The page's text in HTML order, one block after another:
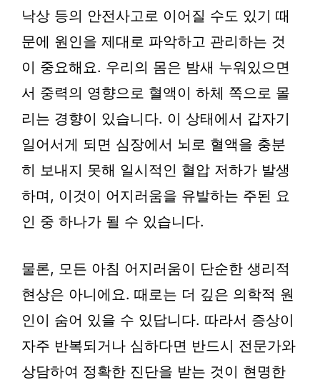
낙상 등의 안전사고로 이어질 수도 있기 때
문에 원인을 제대로 파악하고 관리하는 것
이 중요해요. 우리의 몸은 밤새 누워있으면
서 중력의 영향으로 혈액이 하체 쪽으로 몰
리는 경향이 있습니다. 이 상태에서 갑자기
일어서게 되면 심장에서 뇌로 혈액을 충분
히 보내지 못해 일시적인 혈압 저하가 발생
하며, 이것이 어지러움을 유발하는 주된 요
인 중 하나가 될 수 있습니다.
물론, 모든 아침 어지러움이 단순한 생리적
현상은 아니에요. 때로는 더 깊은 의학적 원
인이 숨어 있을 수 있답니다. 따라서 증상이
자주 반복되거나 심하다면 반드시 전문가와
상담하여 정확한 진단을 받는 것이 현명한